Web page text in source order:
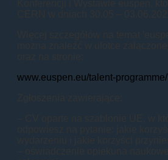
www.euspen.eu/talent-programme/